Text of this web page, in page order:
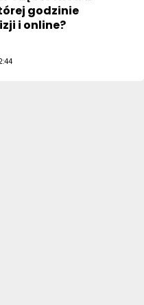
godzinie
i online?